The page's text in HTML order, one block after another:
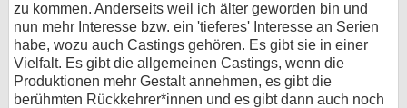
zu kommen. Anderseits weil ich älter geworden bin und
nun mehr Interesse bzw. ein 'tieferes' Interesse an Serien
habe, wozu auch Castings gehören. Es gibt sie in einer
Vielfalt. Es gibt die allgemeinen Castings, wenn die
Produktionen mehr Gestalt annehmen, es gibt die
berühmten Rückkehrer*innen und es gibt dann auch noch
bei X
bei Facebook